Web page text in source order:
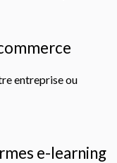
entreprise ou
e-learning